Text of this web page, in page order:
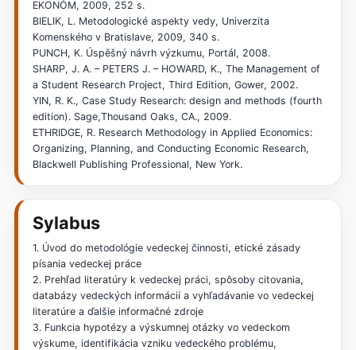
EKONÓM, 2009, 252 s.
BIELIK, L. Metodologické aspekty vedy, Univerzita
Komenského v Bratislave, 2009, 340 s.
PUNCH, K. Úspěšný návrh výzkumu, Portál, 2008.
SHARP, J. A. – PETERS J. – HOWARD, K., The Management of
a Student Research Project, Third Edition, Gower, 2002.
YIN, R. K., Case Study Research: design and methods (fourth
edition). Sage,Thousand Oaks, CA., 2009.
ETHRIDGE, R. Research Methodology in Applied Economics:
Organizing, Planning, and Conducting Economic Research,
Blackwell Publishing Professional, New York.
Sylabus
1. Úvod do metodológie vedeckej činnosti, etické zásady
písania vedeckej práce
2. Prehľad literatúry k vedeckej práci, spôsoby citovania,
databázy vedeckých informácií a vyhľadávanie vo vedeckej
literatúre a ďalšie informačné zdroje
3. Funkcia hypotézy a výskumnej otázky vo vedeckom
výskume, identifikácia vzniku vedeckého problému,